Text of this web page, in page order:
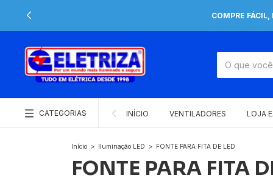
COMPRE
CATEGORIAS INÍCIO VENTILADORES LOJA
Início > Iluminação LED > FONTE PARA FITA DE LED
FONTE PARA FITA